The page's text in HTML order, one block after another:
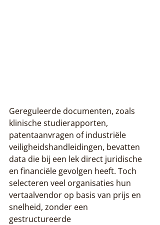
Gereguleerde documenten, zoals
klinische studierapporten,
patentaanvragen of industriële
veiligheidshandleidingen, bevatten
data die bij een lek direct juridische
en financiële gevolgen heeft. Toch
selecteren veel organisaties hun
vertaalvendor op basis van prijs en
snelheid, zonder een
gestructureerde